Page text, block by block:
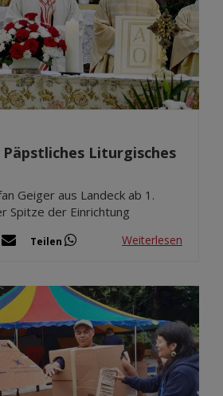
Liturgisches
Geiger aus Landeck ab 1.
Spitze der Einrichtung
Teilen Weiterlesen